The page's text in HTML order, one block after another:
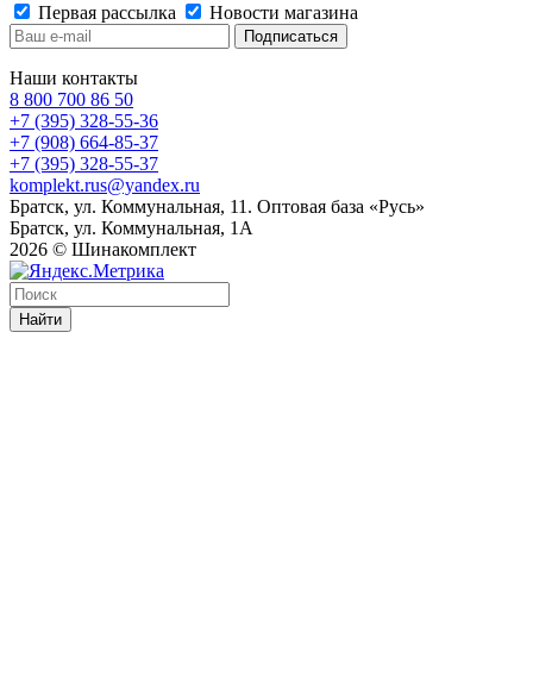
Первая рассылка
Новости магазина
Наши контакты
8 800 700 86 50
+7 (395) 328-55-36
+7 (908) 664-85-37
+7 (395) 328-55-37
komplekt.rus@yandex.ru
Братск, ул. Коммунальная, 11. Оптовая база «Русь»
Братск, ул. Коммунальная, 1А
2026 © Шинакомплект
Найти